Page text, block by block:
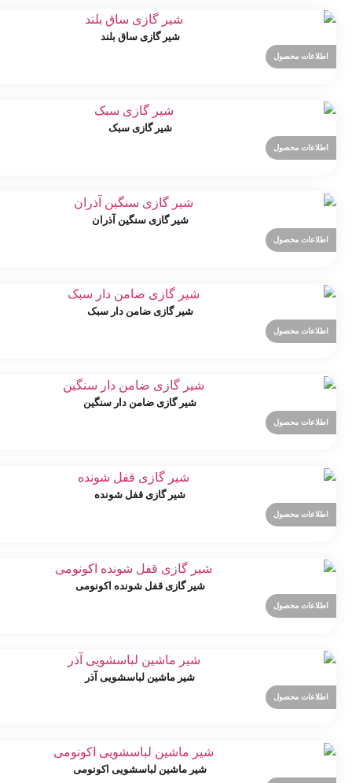
شیر گازی ساق بلند
اطلاعات محصول
شیر گازی سبک
اطلاعات محصول
شیر گازی سنگین آذران
اطلاعات محصول
شیر گازی ضامن دار سبک
اطلاعات محصول
شیر گازی ضامن دار سنگین
اطلاعات محصول
شیر گازی قفل شونده
اطلاعات محصول
شیر گازی قفل شونده اکونومی
اطلاعات محصول
شیر ماشین لباسشویی آذر
اطلاعات محصول
شیر ماشین لباسشویی اکونومی